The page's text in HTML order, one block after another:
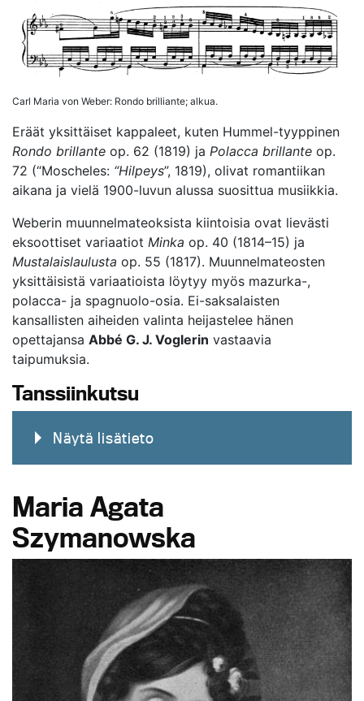
Carl Maria von Weber: Rondo brilliante; alkua.
Eräät yksittäiset kappaleet, kuten Hummel-tyyppinen
Rondo brillante op. 62 (1819) ja Polacca brillante op.
72 (“Moscheles: “Hilpeys”, 1819), olivat romantiikan
aikana ja vielä 1900-luvun alussa suosittua musiikkia.
Weberin muunnelmateoksista kiintoisia ovat lievästi
eksoottiset variaatiot Minka op. 40 (1814–15) ja
Mustalaislaulusta op. 55 (1817). Muunnelmateosten
yksittäisistä variaatioista löytyy myös mazurka-,
polacca- ja spagnuolo-osia. Ei-saksalaisten
kansallisten aiheiden valinta heijastelee hänen
opettajansa Abbé G. J. Voglerin vastaavia
taipumuksia.
Tanssiinkutsu
Näytä lisätieto
Maria Agata
Szymanowska